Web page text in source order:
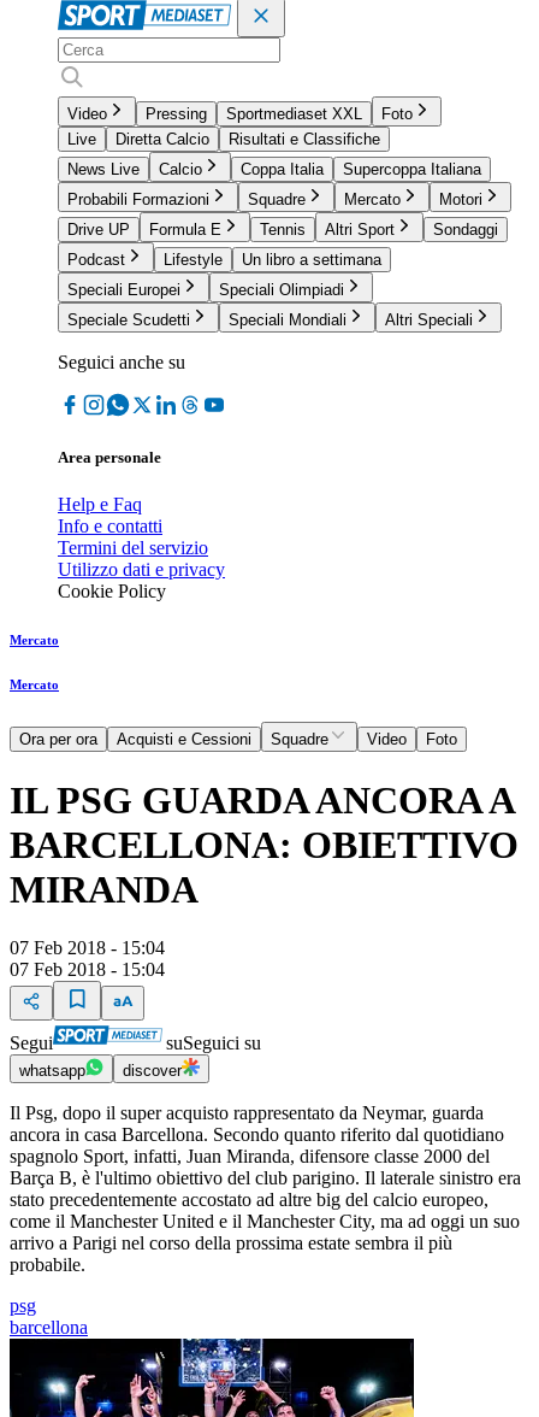
Video Pressing Sportmediaset XXL
Foto
Live
Diretta Calcio
Risultati e Classifiche
News Live
Calcio Coppa Italia
Supercoppa Italiana
Probabili Formazioni
Squadre Mercato
Motori
Drive UP
Formula E Tennis Altri Sport
Sondaggi
Podcast
Lifestyle
Un libro a settimana
Speciali Europei
Speciali Olimpiadi
Speciale Scudetti
Speciali Mondiali Altri Speciali
Seguici anche su
Area personale
Help e Faq
Info e contatti
Termini del servizio
Utilizzo dati e privacy
Cookie Policy
Mercato
Mercato
Ora per ora Acquisti e Cessioni Squadre Video Foto
IL PSG GUARDA ANCORA A
BARCELLONA: OBIETTIVO
MIRANDA
07 Feb 2018 - 15:04
07 Feb 2018 - 15:04
Segui suSeguici su
whatsapp discover
Il Psg, dopo il super acquisto rappresentato da Neymar, guarda
ancora in casa Barcellona. Secondo quanto riferito dal quotidiano
spagnolo Sport, infatti, Juan Miranda, difensore classe 2000 del
Barça B, è l'ultimo obiettivo del club parigino. Il laterale sinistro era
stato precedentemente accostato ad altre big del calcio europeo,
come il Manchester United e il Manchester City, ma ad oggi un suo
arrivo a Parigi nel corso della prossima estate sembra il più
probabile.
psg
barcellona